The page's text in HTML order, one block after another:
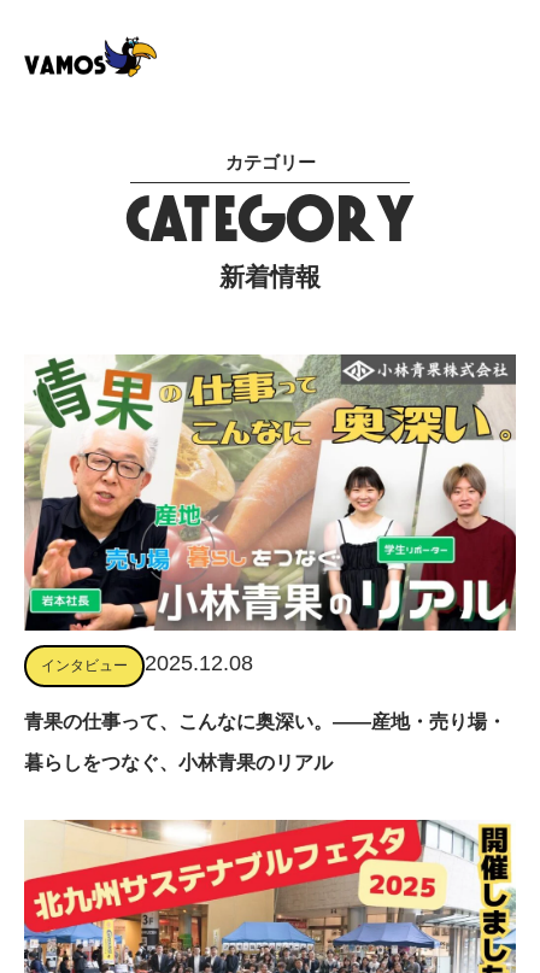
カテゴリー
CATEGORY
新着情報
インタビュー 2025.12.08
青果の仕事って、こんなに奥深い。――産地・売り場・
暮らしをつなぐ、小林青果のリアル